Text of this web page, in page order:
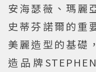
安海瑟薇、瑪麗
史蒂芬諾爾的重
美麗造型的基礎
造品牌